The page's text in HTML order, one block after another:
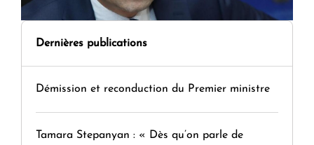
Dernières publications
Démission et reconduction du Premier ministre
Tamara Stepanyan : « Dès qu’on parle de